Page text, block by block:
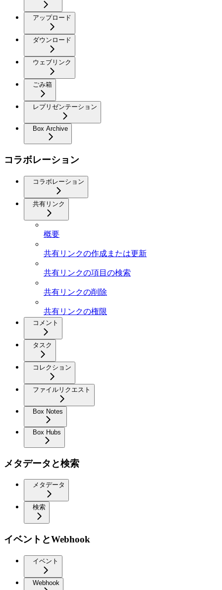
アップロード
ダウンロード
ウェブリンク
ごみ箱
レプリゼンテーション
Box Archive
コラボレーション
コラボレーション
共有リンク
概要
共有リンクの作成または更新
共有リンクの項目の検索
共有リンクの削除
共有リンクの権限
コメント
タスク
コレクション
ファイルリクエスト
Box Notes
Box Hubs
メタデータと検索
メタデータ
検索
イベントとWebhook
イベント
Webhook